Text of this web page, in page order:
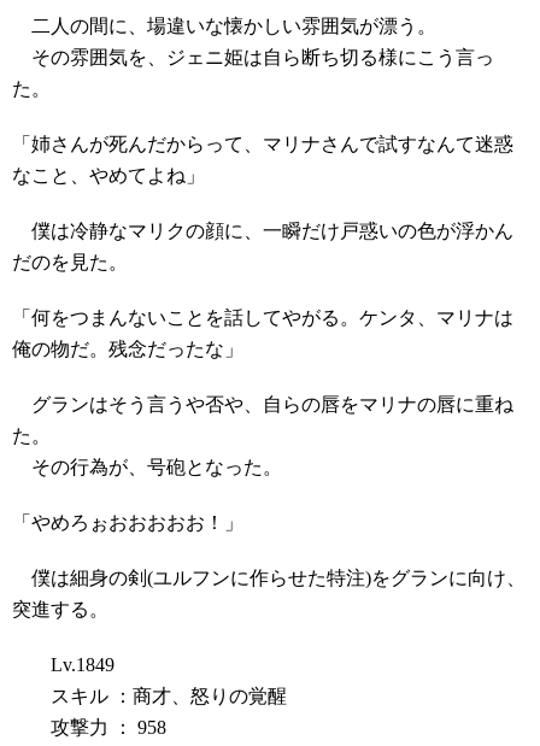
二人の間に、場違いな懐かしい雰囲気が漂う。
その雰囲気を、ジェニ姫は自ら断ち切る様にこう言っ
た。
「姉さんが死んだからって、マリナさんで試すなんて迷惑
なこと、やめてよね」
僕は冷静なマリクの顔に、一瞬だけ戸惑いの色が浮かん
だのを見た。
「何をつまんないことを話してやがる。ケンタ、マリナは
俺の物だ。残念だったな」
グランはそう言うや否や、自らの唇をマリナの唇に重ね
た。
その行為が、号砲となった。
「やめろぉおおおおお！」
僕は細身の剣(ユルフンに作らせた特注)をグランに向け、
突進する。
Lv.1849
スキル ：商才、怒りの覚醒
攻撃力 ： 958